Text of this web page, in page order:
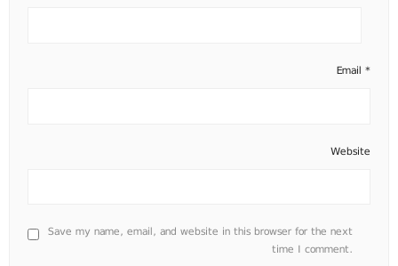
Email *
Website
Save my name, email, and website in this browser for the next
time I comment.